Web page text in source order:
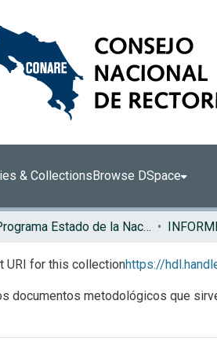
& CollectionsBrowse DSpace
Programa Estado de la Nación (PEN)
URI for this collectionhttps://
documentos metodológicos que